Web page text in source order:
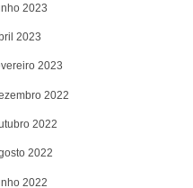
2023
2023
2023
2022
2022
2022
2022